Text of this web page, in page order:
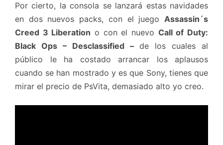
Por cierto, la consola se lanzará estas navidades
en dos nuevos packs, con el juego Assassin´s
Creed 3 Liberation o con el nuevo Call of Duty:
Black Ops – Desclassified –de los cuales al
público le ha costado arrancar los aplausos
cuando se han mostrado y es que Sony, tienes que
mirar el precio de PsVita, demasiado alto yo creo.